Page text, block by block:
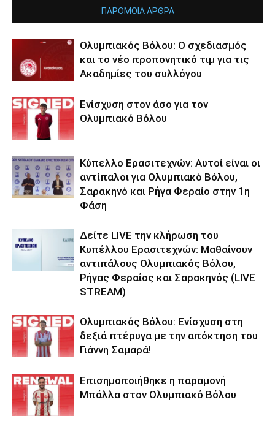
ΠΑΡΟΜΟΙΑ ΑΡΘΡΑ
Ολυμπιακός Βόλου: Ο σχεδιασμός
και το νέο προπονητικό τιμ για τις
Ακαδημίες του συλλόγου
Ενίσχυση στον άσο για τον
Ολυμπιακό Βόλου
Κύπελλο Ερασιτεχνών: Αυτοί είναι οι
αντίπαλοι για Ολυμπιακό Βόλου,
Σαρακηνό και Ρήγα Φεραίο στην 1η
Φάση
Δείτε LIVE την κλήρωση του
Κυπέλλου Ερασιτεχνών: Μαθαίνουν
αντιπάλους Ολυμπιακός Βόλου,
Ρήγας Φεραίος και Σαρακηνός (LIVE
STREAM)
Ολυμπιακός Βόλου: Ενίσχυση στη
δεξιά πτέρυγα με την απόκτηση του
Γιάννη Σαμαρά!
Επισημοποιήθηκε η παραμονή
Μπάλλα στον Ολυμπιακό Βόλου